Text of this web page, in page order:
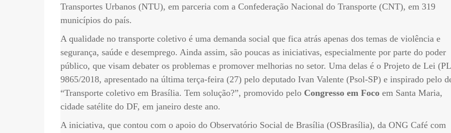
Transportes Urbanos (NTU), em parceria com a Confederação Nacional do Transporte (CNT), em 319
municípios do país.
A qualidade no transporte coletivo é uma demanda social que fica atrás apenas dos temas de violência e
segurança, saúde e desemprego. Ainda assim, são poucas as iniciativas, especialmente por parte do poder
público, que visam debater os problemas e promover melhorias no setor. Uma delas é o Projeto de Lei
9865/2018, apresentado na última terça-feira (27) pelo deputado Ivan Valente (Psol-SP) e inspirado pelo
“Transporte coletivo em Brasília. Tem solução?”, promovido pelo Congresso em Focoem Santa Maria,
cidade satélite do DF, em janeiro deste ano.
A iniciativa, que contou com o apoio do Observatório Social de Brasília (OSBrasília), da ONG Café com